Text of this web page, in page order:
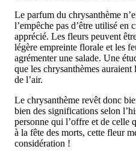
Le parfum du chrysanthème
l’empêche pas d’être utilisé en
apprécié. Les fleurs peuvent
légère empreinte florale et les
agrémenter une salade. Une
que les chrysanthèmes
de l’air.
Le chrysanthème revêt donc
bien des significations selon
personne qui l’offre et de celle
à la fête des morts, cette fleur
considération !